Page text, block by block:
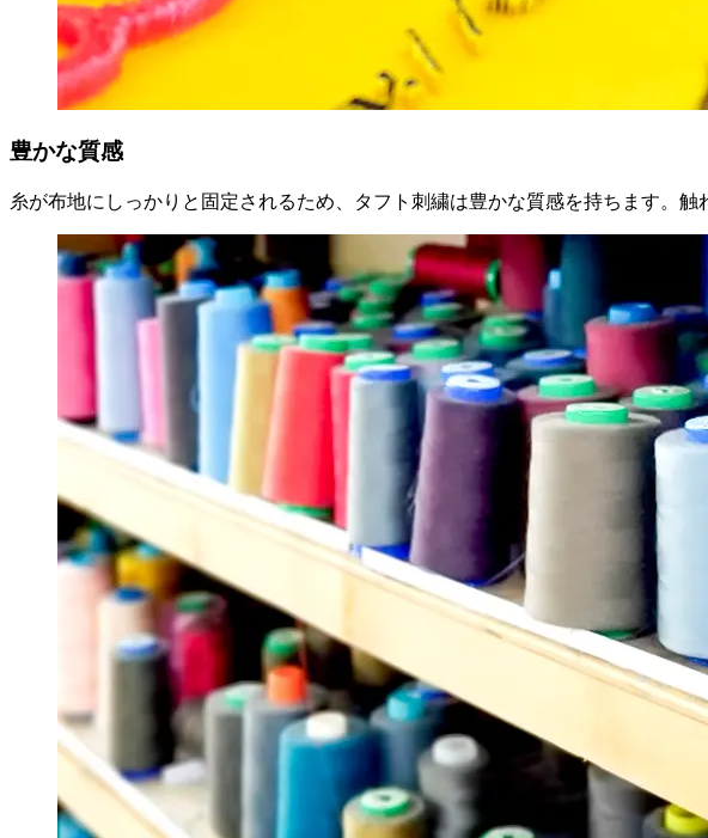
豊かな質感
糸が布地にしっかりと固定されるため、タフト刺繍は豊かな質感を持ちます。